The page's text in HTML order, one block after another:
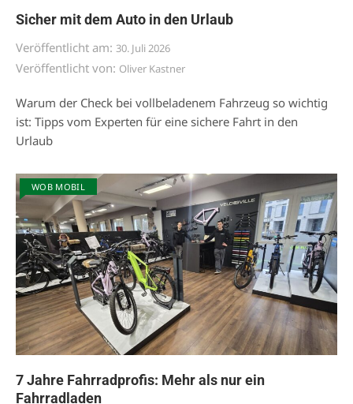
Sicher mit dem Auto in den Urlaub
Veröffentlicht am: 30. Juli 2026
Veröffentlicht von: Oliver Kastner
Warum der Check bei vollbeladenem Fahrzeug so wichtig
ist: Tipps vom Experten für eine sichere Fahrt in den
Urlaub
WOB MOBIL
7 Jahre Fahrradprofis: Mehr als nur ein
Fahrradladen